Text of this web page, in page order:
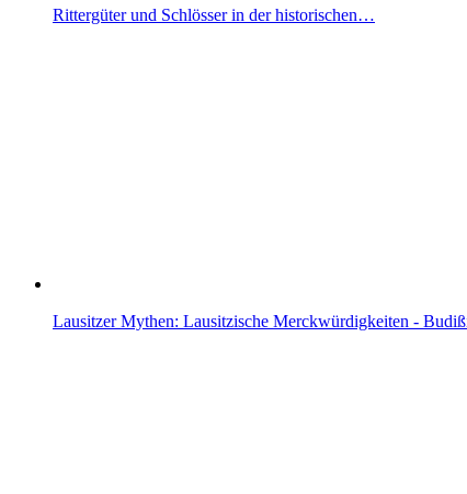
Rittergüter und Schlösser in der historischen…
Lausitzer Mythen: Lausitzische Merckwürdigkeiten -